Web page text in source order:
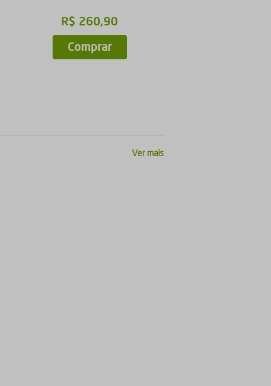
R$ 260,90
Comprar
Ver mais